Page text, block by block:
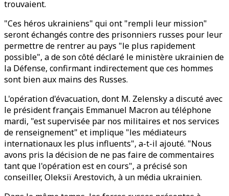
trouvaient.
"Ces héros ukrainiens" qui ont "rempli leur mission"
seront échangés contre des prisonniers russes pour leur
permettre de rentrer au pays "le plus rapidement
possible", a de son côté déclaré le ministère ukrainien de
la Défense, confirmant indirectement que ces hommes
sont bien aux mains des Russes.
L'opération d'évacuation, dont M. Zelensky a discuté avec
le président français Emmanuel Macron au téléphone
mardi, "est supervisée par nos militaires et nos services
de renseignement" et implique "les médiateurs
internationaux les plus influents", a-t-il ajouté. "Nous
avons pris la décision de ne pas faire de commentaires
tant que l'opération est en cours", a précisé son
conseiller, Oleksiï Arestovich, à un média ukrainien.